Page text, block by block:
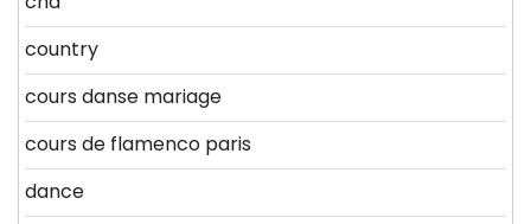
country
cours danse mariage
cours de flamenco paris
dance